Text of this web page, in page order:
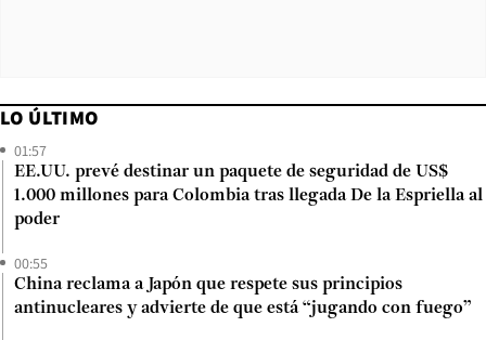
LO ÚLTIMO
01:57
EE.UU. prevé destinar un paquete de seguridad de US$
1.000 millones para Colombia tras llegada De la Espriella al
poder
00:55
China reclama a Japón que respete sus principios
antinucleares y advierte de que está “jugando con fuego”